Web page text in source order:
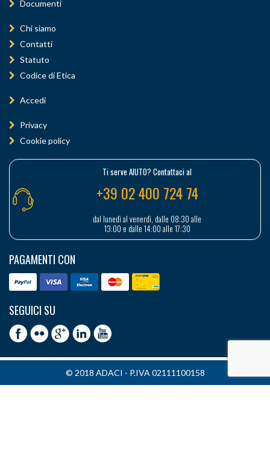
Documenti
Chi siamo
Contatti
Statuto
Codice di Etica
Accedi
Privacy
Cookie policy
Ti serve AIUTO? Contattaci al
+39 02 400 724 74
dal lunedì al venerdì, dalle 08:30 alle
13:00 e dalle 14:00 alle 17:30
PAGAMENTI CON
SEGUICI SU
© 2018 ADACI - P.IVA 02111100158